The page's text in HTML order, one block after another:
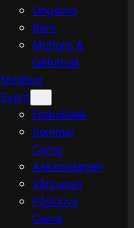
Ungdom
Barn
Motions &
Gåfotboll
Medlem
Event
Fotbollslek
Sommar
Camp
Askimsdagen
Vårcupen
Påsklovs
Camp